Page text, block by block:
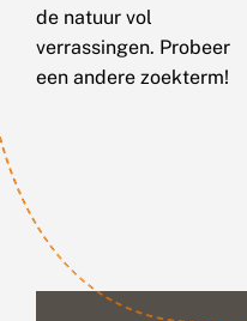
de natuur vol
verrassingen. Probeer
een andere zoekterm!